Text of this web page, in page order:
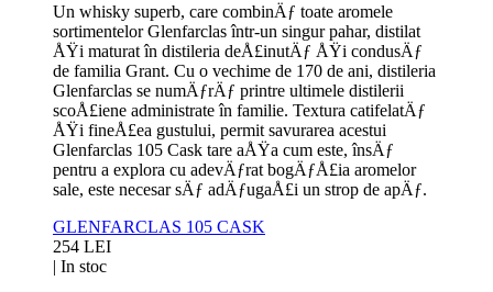
Un whisky superb, care combinÄƒ toate aromele
sortimentelor Glenfarclas într-un singur pahar, distilat
ÅŸi maturat în distileria deÅ£inutÄƒ ÅŸi condusÄƒ
de familia Grant. Cu o vechime de 170 de ani, distileria
Glenfarclas se numÄƒrÄƒ printre ultimele distilerii
scoÅ£iene administrate în familie. Textura catifelatÄƒ
ÅŸi fineÅ£ea gustului, permit savurarea acestui
Glenfarclas 105 Cask tare aÅŸa cum este, însÄƒ
pentru a explora cu adevÄƒrat bogÄƒÅ£ia aromelor
sale, este necesar sÄƒ adÄƒugaÅ£i un strop de apÄƒ.
GLENFARCLAS 105 CASK
254 LEI
| In stoc